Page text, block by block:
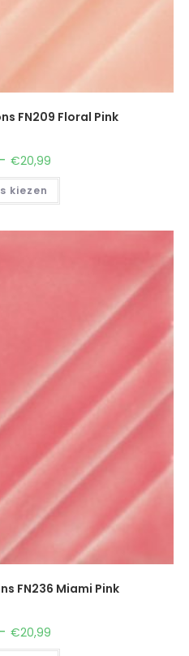
FN209 Floral Pink
€20,99
kiezen
FN236 Miami Pink
€ 20,99
kiezen